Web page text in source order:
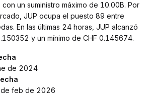
un suministro máximo de 10.00B. Por
JUP ocupa el puesto 89 entre
En las últimas 24 horas, JUP alcanzó
y un mínimo de CHF 0.145674.
de 2024
feb de 2026